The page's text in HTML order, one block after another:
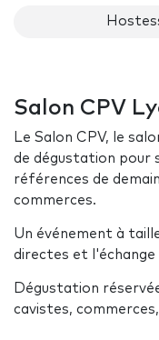
Salon CPV
Le Salon CPV, le
de dégustation pour
références de
commerces.
Un événement à
directes et l'échange
Dégustation
cavistes,